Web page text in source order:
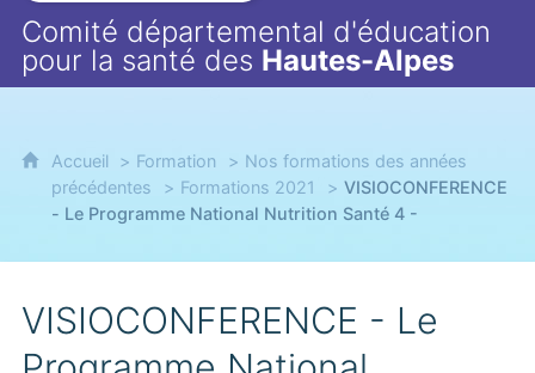
Comité départemental d'éducation
pour la santé des Hautes-Alpes
Accueil Formation
Nos formations des années
précédentes
Formations 2021
VISIOCONFERENCE
- Le Programme National Nutrition Santé 4 -
VISIOCONFERENCE - Le